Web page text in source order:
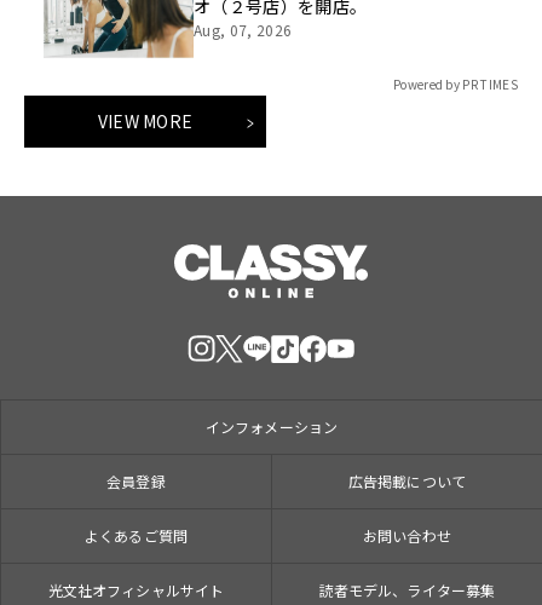
オ（２号店）を開店。
Aug, 07, 2026
Powered by PR TIMES
VIEW MORE
インフォメーション
会員登録 広告掲載について
よくあるご質問 お問い合わせ
光文社オフィシャルサイト 読者モデル、ライター募集